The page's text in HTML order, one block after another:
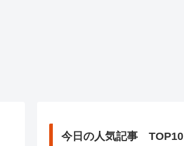
今日の人気記事 TOP10